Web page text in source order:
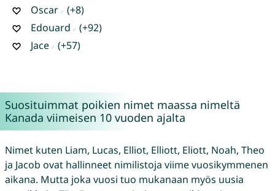
Oscar
(+8)
Edouard
(+92)
Jace
(+57)
Suosituimmat poikien nimet maassa nimeltä
Kanada viimeisen 10 vuoden ajalta
Nimet kuten Liam, Lucas, Elliot, Elliott, Eliott, Noah, Theo
ja Jacob ovat hallinneet nimilistoja viime vuosikymmenen
aikana. Mutta joka vuosi tuo mukanaan myös uusia